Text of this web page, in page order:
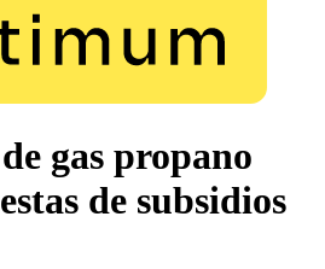
gas propano
de subsidios